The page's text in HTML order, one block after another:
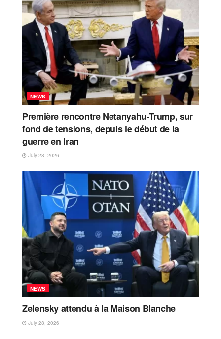
NEWS
Première rencontre Netanyahu-Trump, sur
fond de tensions, depuis le début de la
guerre en Iran
July 28, 2026
NEWS
Zelensky attendu à la Maison Blanche
July 28, 2026